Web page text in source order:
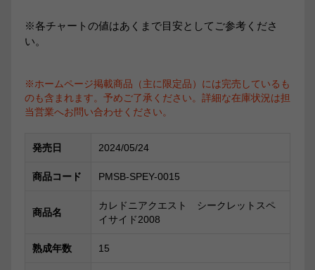
※各チャートの値はあくまで目安としてご参考くださ
い。
※ホームページ掲載商品（主に限定品）には完売しているも
のも含まれます。予めご了承ください。詳細な在庫状況は担
当営業へお問い合わせください。
発売日 2024/05/24
商品コード PMSB-SPEY-0015
商品名
カレドニアクエスト シークレットスペ
イサイド2008
熟成年数 15